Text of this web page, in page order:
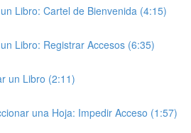
Libro: Cartel de Bienvenida (4:15)
Libro: Registrar Accesos (6:35)
un Libro (2:11)
una Hoja: Impedir Acceso (1:57)